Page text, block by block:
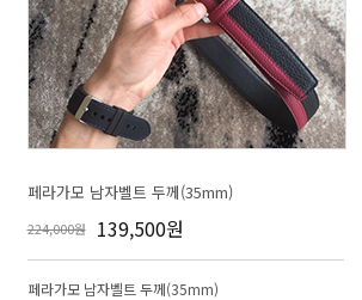
페라가모 남자벨트 두께(35mm)
224,000원 139,500원
페라가모 남자벨트 두께(35mm)